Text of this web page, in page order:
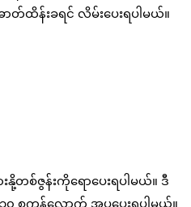
ာတ်ထိန်းခရင် လိမ်းပေးရပါမယ်။
းနို့တစ်ဇွန်းကိုရောပေးရပါမယ်။ ဒီ
စက္ကန့်လောက် အပူပေးရပါမယ်။